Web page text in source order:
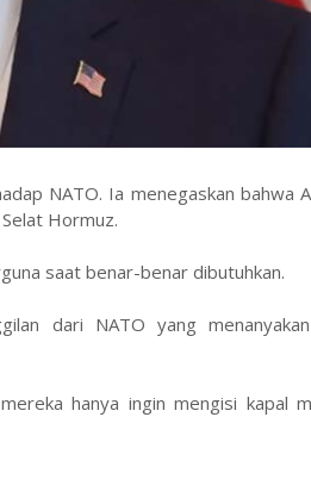
NATO. Ia menegaskan bahwa
Hormuz.
saat benar-benar dibutuhkan.
dari NATO yang
hanya ingin mengisi kapal